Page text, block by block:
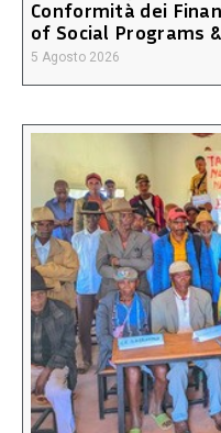
Conformità dei
of Social Programs
5 Agosto 2026